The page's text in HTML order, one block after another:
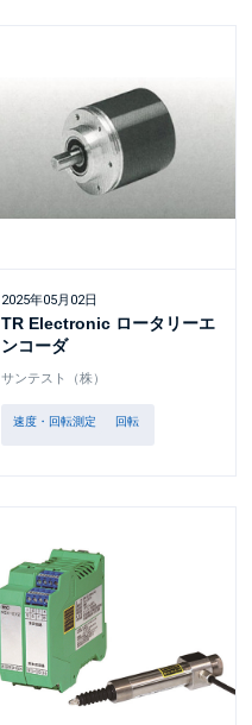
2025年05月02日
TR Electronic ロータリーエ
ンコーダ
サンテスト（株）
速度・回転測定 回転